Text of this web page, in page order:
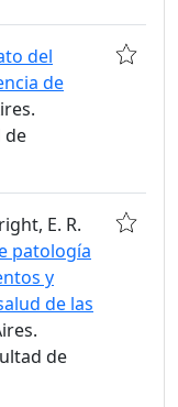
del
de
de
E. R.
patología
y
de las
de